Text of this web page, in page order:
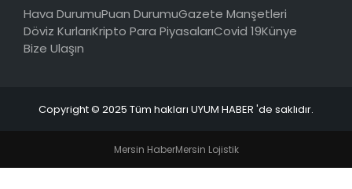
Hava DurumuPuan DurumuGazete Manşetleri
Döviz KurlarıKripto Para PiyasalarıCovid 19Künye
Bize Ulaşın
Copyright © 2025 Tüm hakları UYUM HABER 'de saklıdır.
Mersin HaberMersin Lojistik